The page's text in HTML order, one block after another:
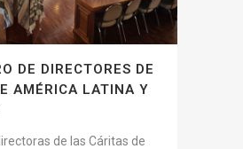
DE DIRECTORES DE
AMÉRICA LATINA Y
de las Cáritas de